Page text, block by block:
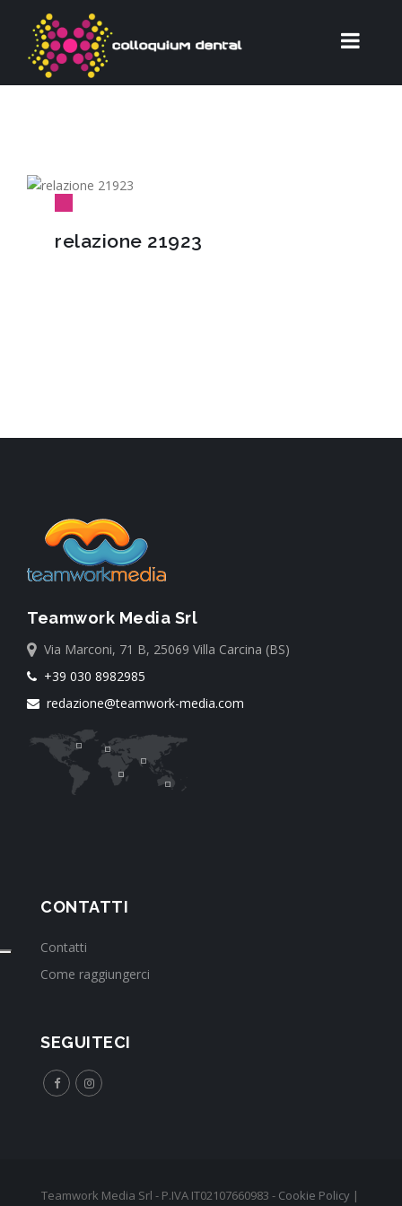
relazione 21923
Teamwork Media Srl
Via Marconi, 71 B, 25069 Villa Carcina (BS)
+39 030 8982985
redazione@teamwork-media.com
CONTATTI
Contatti
Come raggiungerci
SEGUITECI
Teamwork Media Srl - P.IVA IT02107660983 - Cookie Policy|